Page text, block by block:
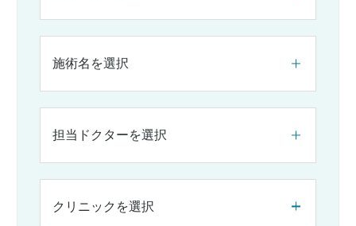
施術名を選択
担当ドクターを選択
クリニックを選択